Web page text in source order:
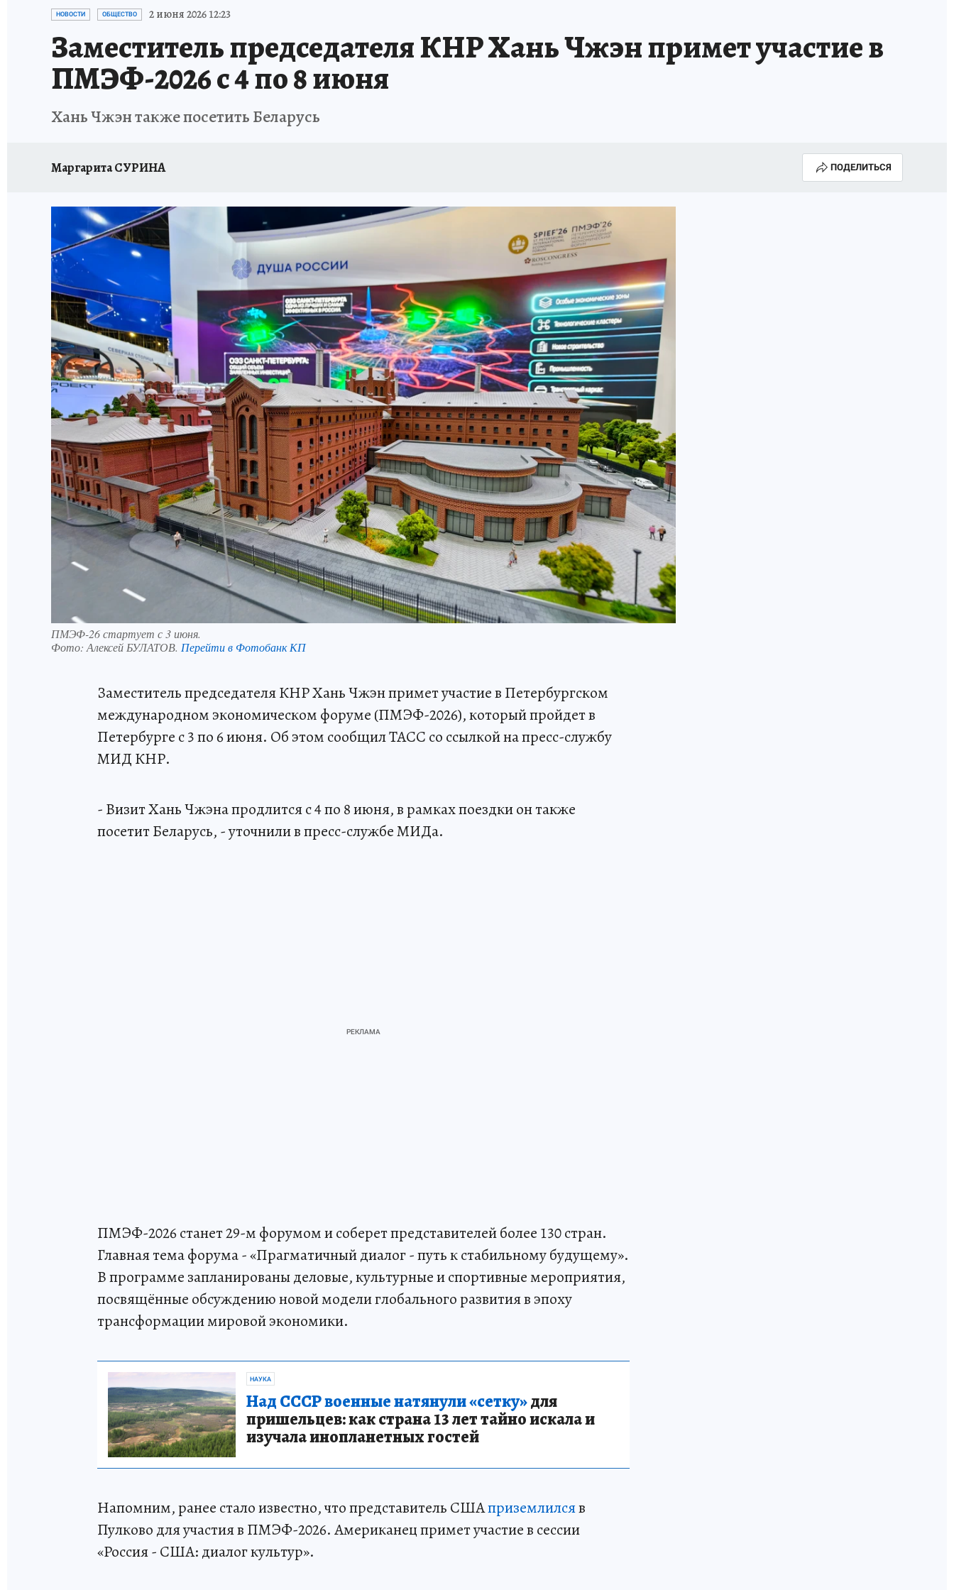
ПЕТЕРБУРГСКАЯ СТРОЙКА
НОВОСТИ ОБЩЕСТВО 2 июня 2026 12:23
Заместитель председателя КНР Хань Чжэн примет участие в
ПМЭФ-2026 с 4 по 8 июня
Хань Чжэн также посетить Беларусь
Маргарита СУРИНА ПОДЕЛИТЬСЯ
ПМЭФ-26 стартует с 3 июня.
Фото: Алексей БУЛАТОВ. Перейти в Фотобанк КП
Заместитель председателя КНР Хань Чжэн примет участие в Петербургском
международном экономическом форуме (ПМЭФ-2026), который пройдет в
Петербурге с 3 по 6 июня. Об этом сообщил ТАСС со ссылкой на пресс-службу
МИД КНР.
- Визит Хань Чжэна продлится с 4 по 8 июня, в рамках поездки он также
посетит Беларусь, - уточнили в пресс-службе МИДа.
ПМЭФ-2026 станет 29-м форумом и соберет представителей более 130 стран.
Главная тема форума - «Прагматичный диалог - путь к стабильному будущему».
В программе запланированы деловые, культурные и спортивные мероприятия,
посвящённые обсуждению новой модели глобального развития в эпоху
трансформации мировой экономики.
НАУКА
Над СССР военные натянули «сетку»для
пришельцев: как страна 13 лет тайно искала и
изучала инопланетных гостей
Напомним, ранее стало известно, что представитель СШАприземлилсяв
Пулково для участия в ПМЭФ-2026. Американец примет участие в сессии
«Россия - США: диалог культур».